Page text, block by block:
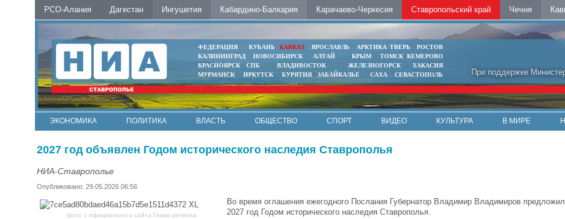
РСО-Алания Дагестан Ингушетия Кабардино-Балкария Карачаево-Черкесия Ставропольский край Чечня
При поддержке
ФЕДЕРАЦИЯ КУБАНЬ КАВКАЗ ЯРОСЛАВЛЬ АРКТИКА ТВЕРЬ
РОСТОВ
КАЛИНИНГРАД
НОВОСИБИРСК АЛТАЙ КРЫМ ТОМСК КЕМЕРОВО
КРАСНОЯРСК
СПБ ВЛАДИВОСТОК ЖЕЛЕЗНОГОРСК
ХАКАСИЯ
МУРМАНСК
ИРКУТСК БУРЯТИЯ ЗАБАЙКАЛЬЕ САХА СЕВАСТОПОЛЬ
ЭКОНОМИКА ПОЛИТИКА ВЛАСТЬ ОБЩЕСТВО СПОРТ ВИДЕО КУЛЬТУРА В МИРЕ
2027 год объявлен Годом исторического наследия Ставрополья
НИА-Ставрополье
Опубликовано: 29.05.2026 06:56
фото с официального сайта Главы региона
Во время оглашения ежегодного Послания Губернатор Владимир Владимиров
2027 год Годом исторического наследия Ставрополья.